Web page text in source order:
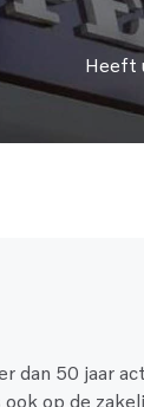
Heeft
dan 50 jaar
op de